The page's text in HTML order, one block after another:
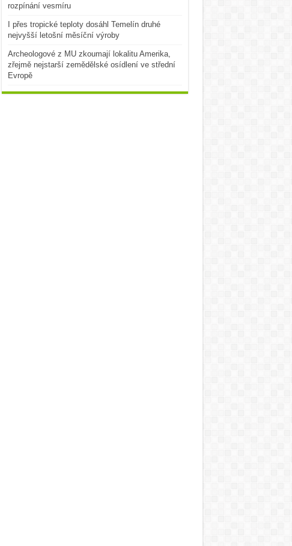
rozpínání vesmíru
I přes tropické teploty dosáhl Temelín druhé
nejvyšší letošní měsíční výroby
Archeologové z MU zkoumají lokalitu Amerika,
zřejmě nejstarší zemědělské osídlení ve střední
Evropě